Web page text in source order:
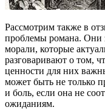
Рассмотрим также в
проблемы романа. Они
морали, которые
разговаривают о том,
ценности для них
может быть не только
и боль, если она не
ожиданиям.